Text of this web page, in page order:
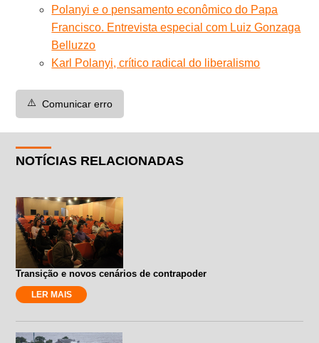
Polanyi e o pensamento econômico do Papa
Francisco. Entrevista especial com Luiz Gonzaga
Belluzzo
Karl Polanyi, crítico radical do liberalismo
⚠️ Comunicar erro
NOTÍCIAS RELACIONADAS
Transição e novos cenários de contrapoder
LER MAIS